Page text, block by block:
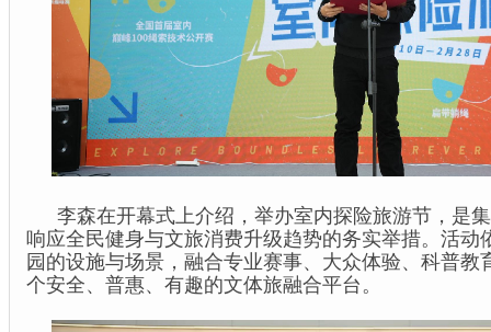
李森在开幕式上介绍，举办室内探险旅游节，是
响应全民健身与文旅消费升级趋势的务实举措。活动
园的设施与场景，融合专业赛事、大众体验、科普教
个安全、普惠、有趣的文体旅融合平台。